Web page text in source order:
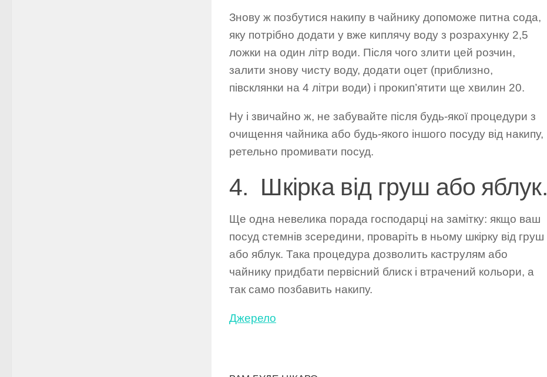
Знову ж позбутися накипу в чайнику допоможе питна сода,
яку потрібно додати у вже киплячу воду з розрахунку 2,5
ложки на один літр води. Після чого злити цей розчин,
залити знову чисту воду, додати оцет (приблизно,
півсклянки на 4 літри води) і прокип’ятити ще хвилин 20.
Ну і звичайно ж, не забувайте після будь-якої процедури з
очищення чайника або будь-якого іншого посуду від накипу,
ретельно промивати посуд.
4. Шкірка від груш або яблук.
Ще одна невелика порада господарці на замітку: якщо ваш
посуд стемнів зсередини, проваріть в ньому шкірку від груш
або яблук. Така процедура дозволить каструлям або
чайнику придбати первісний блиск і втрачений кольори, а
так само позбавить накипу.
Джерело